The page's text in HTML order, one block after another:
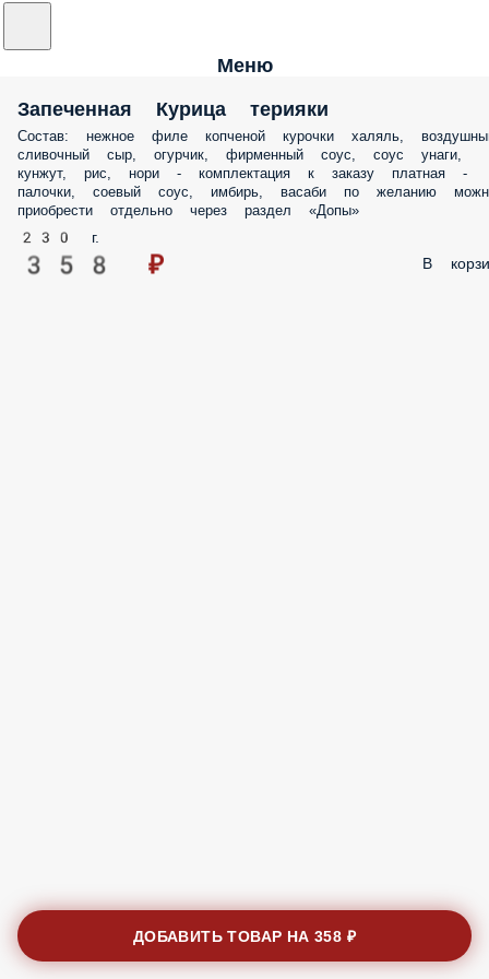
Меню
Запеченная Курица терияки
Состав: нежное филе копченой курочки халяль,
сливочный сыр, огурчик, фирменный соус, соус унаги,
кунжут, рис, нори - комплектация к заказу платная -
палочки, соевый соус, имбирь, васаби по желанию
приобрести отдельно через раздел «Допы»
230 г.
358 ₽ В
ДОБАВИТЬ ТОВАР НА358 ₽